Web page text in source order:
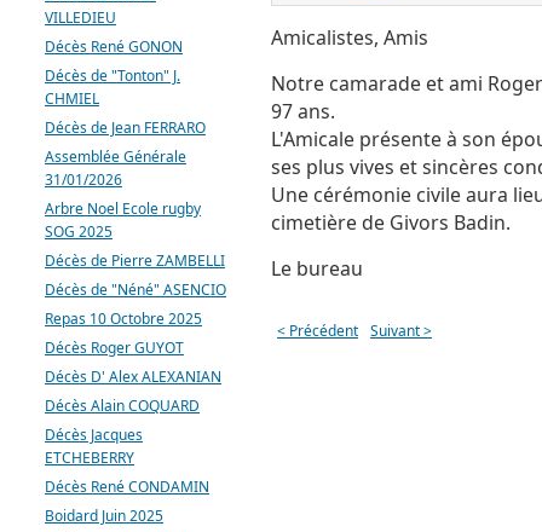
Amicalistes, Amis
Notre camarade et ami
97 ans.
L'Amicale présente à son
ses plus vives et sincères
Une cérémonie civile aura
cimetière de Givors Badin.
Le bureau
< Précédent Suivant >
VILLEDIEU
Décès René GONON
Décès de "Tonton" J.
CHMIEL
Décès de Jean FERRARO
Assemblée Générale
31/01/2026
Arbre Noel Ecole rugby
SOG 2025
Décès de Pierre ZAMBELLI
Décès de "Néné" ASENCIO
Repas 10 Octobre 2025
Décès Roger GUYOT
Décès D' Alex ALEXANIAN
Décès Alain COQUARD
Décès Jacques
ETCHEBERRY
Décès René CONDAMIN
Boidard Juin 2025